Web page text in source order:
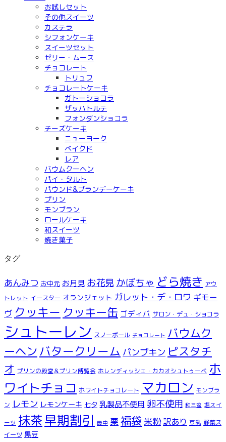
お試しセット
その他スイーツ
カステラ
シフォンケーキ
スイーツセット
ゼリー・ムース
チョコレート
トリュフ
チョコレートケーキ
ガトーショコラ
ザッハトルテ
フォンダンショコラ
チーズケーキ
ニューヨーク
ベイクド
レア
バウムクーヘン
パイ・タルト
パウンド&ブランデーケーキ
プリン
モンブラン
ロールケーキ
和スイーツ
焼き菓子
タグ
あんみつ お中元 お月見 お花見 かぼちゃ どら焼き アウ
トレット イースター オランジェット ガレット・デ・ロワ ギモー
ヴ クッキー クッキー缶 ゴディバ サロン・デュ・ショコラ
シュトーレン スノーボール チョコレート バウムク
ーヘンバタークリーム パンプキン ピスタチ
オ プリンの殿堂＆プリン博覧会 ホレンディッシェ・カカオシュトゥーベ ホ
ワイトチョコ ホワイトチョコレート マカロン モンブラ
ン レモン レモンケーキ 七夕 乳製品不使用 卵不使用 和三盆 塩スイ
ーツ 抹茶早期割引 最中 栗 福袋 米粉 訳あり 豆乳 野菜ス
イーツ 黒豆